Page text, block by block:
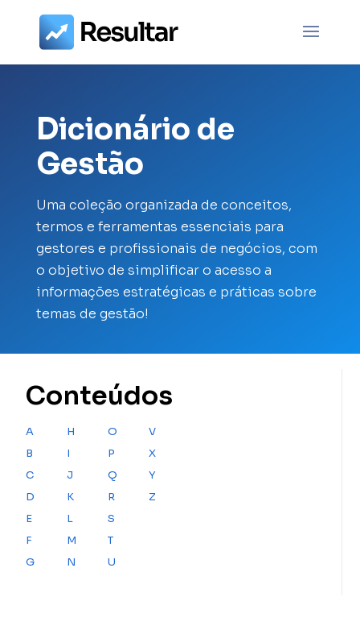
Dicionário de
Gestão
Uma coleção organizada de conceitos,
termos e ferramentas essenciais para
gestores e profissionais de negócios, com
o objetivo de simplificar o acesso a
informações estratégicas e práticas sobre
temas de gestão!
Conteúdos
A
B
C
D
E
F
G
H
I
J
K
L
M
N
O
P
Q
R
S
T
U
V
X
Y
Z